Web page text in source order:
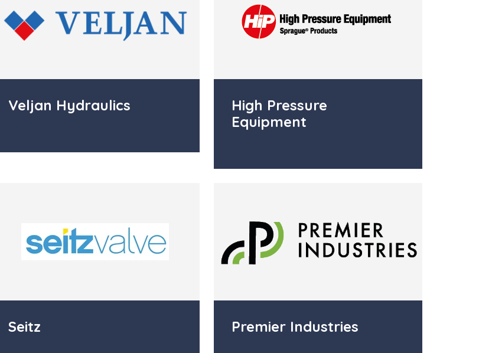
Veljan Hydraulics
High Pressure
Equipment
Seitz Premier Industries